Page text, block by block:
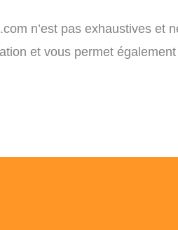
n’est pas exhaustives et
et vous permet